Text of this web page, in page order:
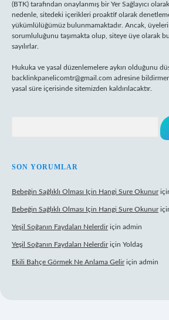
(BTK) tarafından onaylanmış bir Yer Sağlayıcı
nedenle, sitedeki içerikleri proaktif olarak
yükümlülüğümüz bulunmamaktadır. Ancak,
sorumluluğunu taşımakta olup, siteye üye olarak
sayılırlar.
Hukuka ve yasal düzenlemelere aykırı olduğunu
backlinkpanelicomtr@gmail.com adresine
yasal süre içerisinde sitemizden kaldırılacaktır.
SON YORUMLAR
Bebeğin Sağlıklı Olması Için Hangi Sure Okunur
Bebeğin Sağlıklı Olması Için Hangi Sure Okunur
Yeşil Soğanın Faydaları Nelerdiriçin admin
Yeşil Soğanın Faydaları Nelerdiriçin Yoldaş
Ekili Bahçe Görmek Ne Anlama Geliriçin admin